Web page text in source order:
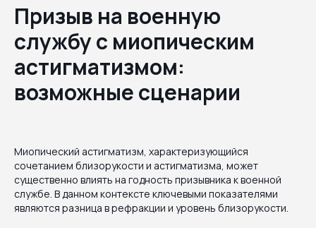
Призыв на военную
службу с миопическим
астигматизмом:
возможные сценарии
Миопический астигматизм, характеризующийся
сочетанием близорукости и астигматизма, может
существенно влиять на годность призывника к военной
службе. В данном контексте ключевыми показателями
являются разница в рефракции и уровень близорукости.